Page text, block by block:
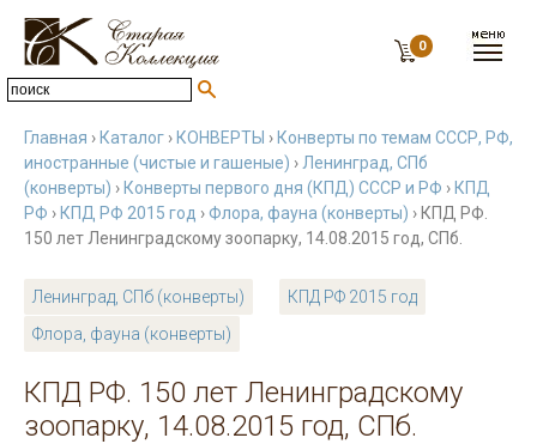
0
Главная › Каталог › КОНВЕРТЫ › Конверты по темам СССР, РФ,
иностранные (чистые и гашеные) › Ленинград, СПб
(конверты) › Конверты первого дня (КПД) СССР и РФ › КПД
РФ › КПД РФ 2015 год ›Флора, фауна (конверты) › КПД РФ.
150 лет Ленинградскому зоопарку, 14.08.2015 год, СПб.
Ленинград, СПб (конверты)
КПД РФ 2015 год
Флора, фауна (конверты)
КПД РФ. 150 лет Ленинградскому
зоопарку, 14.08.2015 год, СПб.